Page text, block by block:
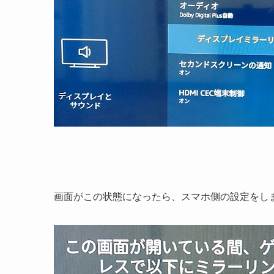
画面がこの状態になったら、スマホ側の設定をし